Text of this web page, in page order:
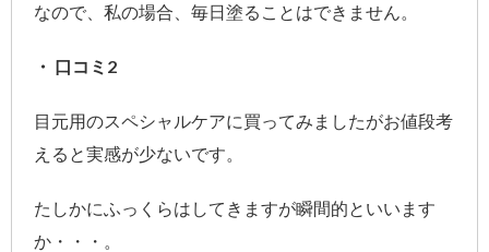
なので、私の場合、毎日塗ることはできません。
・ 口コミ2
目元用のスペシャルケアに買ってみましたがお値段考
えると実感が少ないです。
たしかにふっくらはしてきますが瞬間的といいます
か・・・。